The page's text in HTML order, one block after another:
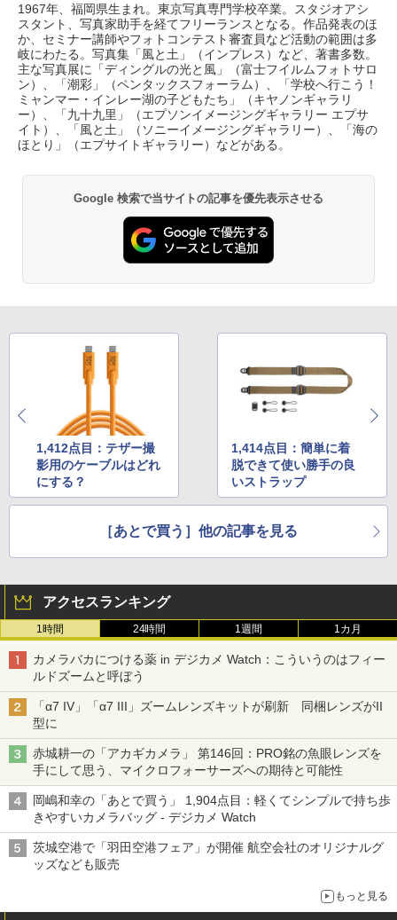
1967年、福岡県生まれ。東京写真専門学校卒業。スタジオアシ
スタント、写真家助手を経てフリーランスとなる。作品発表のほ
か、セミナー講師やフォトコンテスト審査員など活動の範囲は多
岐にわたる。写真集「風と土」（インプレス）など、著書多数。
主な写真展に「ディングルの光と風」（富士フイルムフォトサロ
ン）、「潮彩」（ペンタックスフォーラム）、「学校へ行こう！
ミャンマー・インレー湖の子どもたち」（キヤノンギャラリ
ー）、「九十九里」（エプソンイメージングギャラリー エプサ
イト）、「風と土」（ソニーイメージングギャラリー）、「海の
ほとり」（エプサイトギャラリー）などがある。
Google 検索で当サイトの記事を優先表示させる
1,412点目：テザー撮
影用のケーブルはどれ
にする？
1,414点目：簡単に着
脱できて使い勝手の良
いストラップ
［あとで買う］他の記事を見る
アクセスランキング
1時間 24時間 1週間 1カ月
カメラバカにつける薬 in デジカメ Watch：こういうのはフィー
ルドズームと呼ぼう
「α7 IV」「α7 III」ズームレンズキットが刷新 同梱レンズがII
型に
赤城耕一の「アカギカメラ」 第146回：PRO銘の魚眼レンズを
手にして思う、マイクロフォーサーズへの期待と可能性
岡嶋和幸の「あとで買う」 1,904点目：軽くてシンプルで持ち歩
きやすいカメラバッグ - デジカメ Watch
茨城空港で「羽田空港フェア」が開催 航空会社のオリジナルグ
ッズなども販売
もっと見る